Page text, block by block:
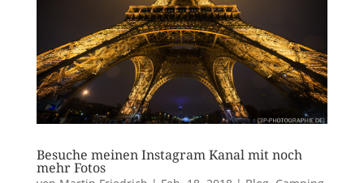
Besuche meinen Instagram Kanal mit noch
mehr Fotos